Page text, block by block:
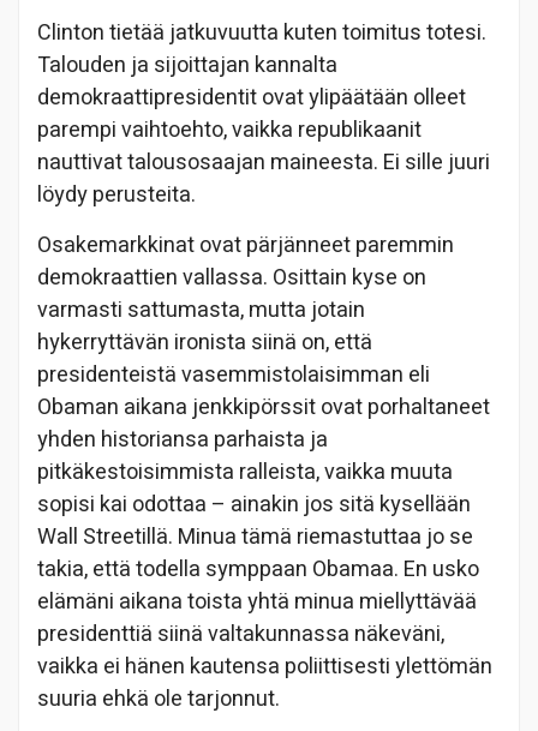
Clinton tietää jatkuvuutta kuten toimitus totesi.
Talouden ja sijoittajan kannalta
demokraattipresidentit ovat ylipäätään olleet
parempi vaihtoehto, vaikka republikaanit
nauttivat talousosaajan maineesta. Ei sille juuri
löydy perusteita.
Osakemarkkinat ovat pärjänneet paremmin
demokraattien vallassa. Osittain kyse on
varmasti sattumasta, mutta jotain
hykerryttävän ironista siinä on, että
presidenteistä vasemmistolaisimman eli
Obaman aikana jenkkipörssit ovat porhaltaneet
yhden historiansa parhaista ja
pitkäkestoisimmista ralleista, vaikka muuta
sopisi kai odottaa – ainakin jos sitä kysellään
Wall Streetillä. Minua tämä riemastuttaa jo se
takia, että todella symppaan Obamaa. En usko
elämäni aikana toista yhtä minua miellyttävää
presidenttiä siinä valtakunnassa näkeväni,
vaikka ei hänen kautensa poliittisesti ylettömän
suuria ehkä ole tarjonnut.